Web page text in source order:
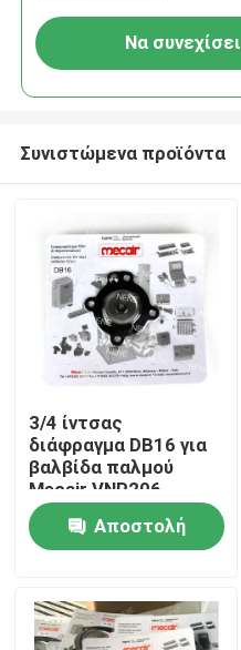
Σπίτι
Βίντεο
Να συνεχίσει
Συνιστώμενα προϊόντα
3/4 ίντσας
διάφραγμα DB16 για
βαλβίδα παλμού
Mecair VNP206
VNP306 VNP306
VEM306Αποστολή